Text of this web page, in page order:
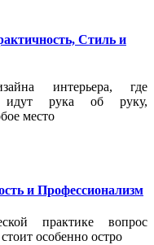
Стиль и
интерьера, где
идут рука об руку,
место
и Профессионализм
практике вопрос
особенно остро